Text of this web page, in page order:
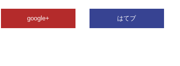
google+ はてブ